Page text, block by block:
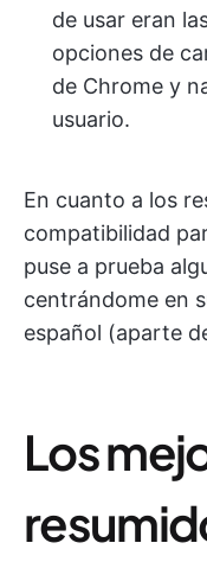
de usar eran
opciones de
de Chrome y
usuario.
En cuanto a los
compatibilidad
puse a prueba
centrándome en
español (aparte
Los